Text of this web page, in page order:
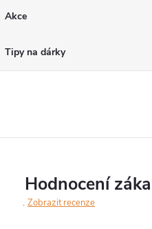
Akce
Tipy na dárky
Hodnocení
Zobrazit recenze